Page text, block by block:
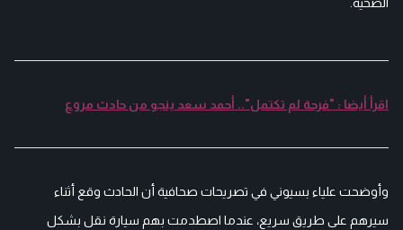
اقرأ أيضا : "فرحة لم تكتمل".. أحمد سعد ينجو من حادث مروع
وأوضحت علياء بسيوني في تصريحات صحافية أن الحادث وقع أثناء
سيرهم على طريق سريع، عندما اصطدمت بهم سيارة نقل بشكل